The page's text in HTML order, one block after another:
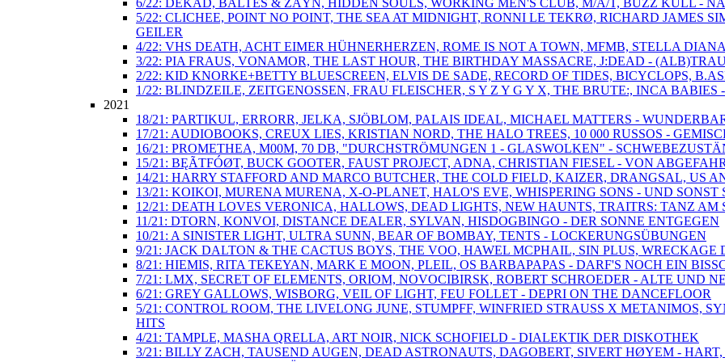
5/22: CLICHEE, POINT NO POINT, THE SEA AT MIDNIGHT, RONNI LE TEKRØ, RICHARD JAMES
GEILER
4/22: VHS DEATH, ACHT EIMER HÜHNERHERZEN, ROME IS NOT A TOWN, MFMB, STELLA
3/22: PIA FRAUS, VONAMOR, THE LAST HOUR, THE BIRTHDAY MASSACRE, J:DEAD -
2/22: KID KNORKE+BETTY BLUESCREEN, ELVIS DE SADE, RECORD OF TIDES, BICYCLOPS,
1/22: BLINDZEILE, ZEITGENOSSEN, FRAU FLEISCHER, S Y Z Y G Y X, THE BRUTE:, INCA
2021
18/21: PARTIKUL, ERRORR, JELKA, SJÖBLOM, PALAIS IDEAL, MICHAEL MATTERS -
17/21: AUDIOBOOKS, CREUX LIES, KRISTIAN NORD, THE HALO TREES, 10 000 RUSSOS -
16/21: PROMETHEA, M00M, 70 DB, "DURCHSTRÖMUNGEN 1 - GLASWOLKEN" -
15/21: BĘÃTFÓØT, BUCK GOOTER, FAUST PROJECT, ADNA, CHRISTIAN FIESEL - VON
14/21: HARRY STAFFORD AND MARCO BUTCHER, THE COLD FIELD, KAIZER, DRANGSAL, US
13/21: KOIKOI, MURENA MURENA, X-O-PLANET, HALO'S EVE, WHISPERING SONS - UND SONST
12/21: DEATH LOVES VERONICA, HALLOWS, DEAD LIGHTS, NEW HAUNTS, TRAITRS: TANZ AM
11/21: DTORN, KONVOI, DISTANCE DEALER, SYLVAN, HISDOGBINGO - DER SONNE ENTGEGEN
10/21: A SINISTER LIGHT, ULTRA SUNN, BEAR OF BOMBAY, TENTS - LOCKERUNGSÜBUNGEN
9/21: JACK DALTON & THE CACTUS BOYS, THE VOO, HAWEL MCPHAIL, SIN PLUS, WRECKAGE
8/21: HIEMIS, RITA TEKEYAN, MARK E MOON, PLEIL, OS BARBAPAPAS - DARF'S NOCH EIN
7/21: LMX, SECRET OF ELEMENTS, ORIOM, NOVOCIBIRSK, ROBERT SCHROEDER - ALTE UND
6/21: GREY GALLOWS, WISBORG, VEIL OF LIGHT, FEU FOLLET - DEPRI ON THE DANCEFLOOR
5/21: CONTROL ROOM, THE LIVELONG JUNE, STUMPFF, WINFRIED STRAUSS X METANIMOS,
HITS
4/21: TAMPLE, MASHA QRELLA, ART NOIR, NICK SCHOFIELD - DIALEKTIK DER DISKOTHEK
3/21: BILLY ZACH, TAUSEND AUGEN, DEAD ASTRONAUTS, DAGOBERT, SIVERT HØYEM -